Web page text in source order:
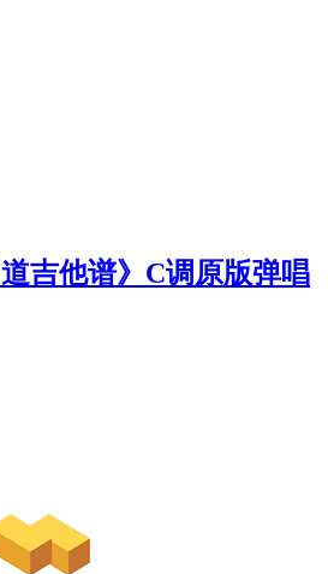
吉他谱》C调原版弹唱